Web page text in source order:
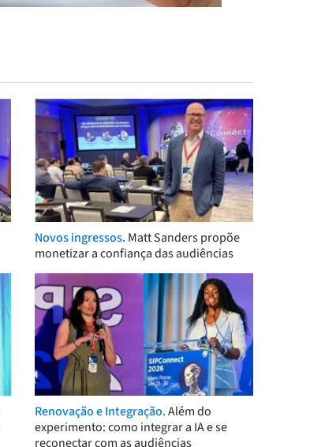
Novos ingressos. Matt Sanders propõe
monetizar a confiança das audiências
Renovação e Integração.Além do
experimento: como integrar a IA e se
reconectar com as audiências